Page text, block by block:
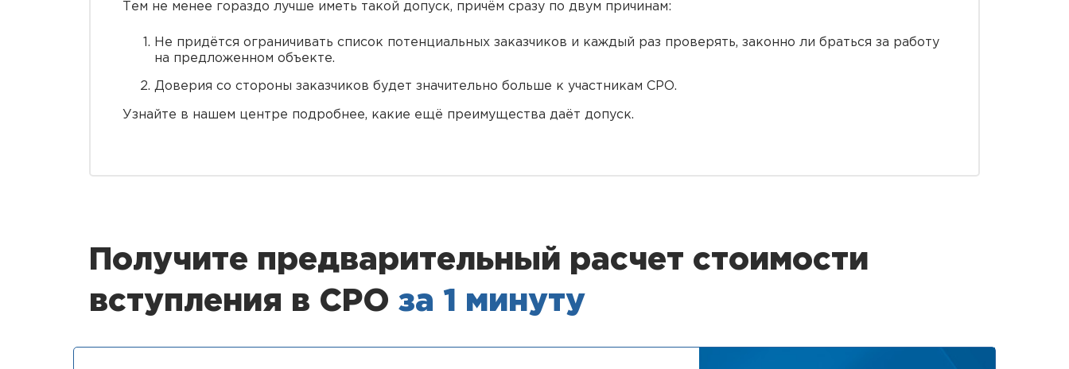
Тем не менее гораздо лучше иметь такой допуск, причём сразу по двум причинам:
Не придётся ограничивать список потенциальных заказчиков и каждый раз проверять, законно ли браться за работу
на предложенном объекте.
Доверия со стороны заказчиков будет значительно больше к участникам СРО.
Узнайте в нашем центре подробнее, какие ещё преимущества даёт допуск.
Получите предварительный расчет стоимости
вступления в СРО за 1 минуту